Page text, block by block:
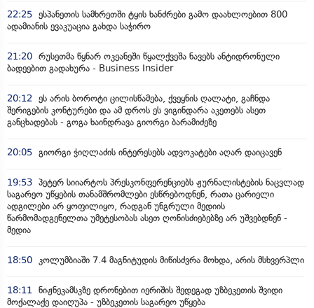
22:25 ესპანეთის სამხრეთში ტყის ხანძრები გამო დაახლოებით 800
ადამიანის ევაკუაცია გახდა საჭირო
21:20 რუსეთმა წყნარ ოკეანეში წყალქვეშა ნავებს ანტიდრონული
ბადეებით გადახურა - Business Insider
20:12
ეს არის ბოროტი ცილისწამება, ქვეყნის ღალატი, გაჩნდა
შერიგების კონტურები და ამ დროს ეს ვიგინდარა აკეთებს ასეთ
განცხადებას - გოგა ხაინდრავა გიორგი ბარამიძეზე
20:05 გიორგი ჭიღლაძის ინტერესებს ადვოკატები აღარ დაიცავენ
19:53 პეტერ სიიარტოს პრესკონფერენციებს ჟურნალისტების ნაცვლად
საგარეო უწყების თანამშრომლები ესწრებოდნენ, რათა ცარიელი
ადგილები არ ყოფილიყო, რადგან უნგრული მედიის
წარმომადგენელთა უმეტესობას ასეთ ღონისძიებებზე არ უშვებდნენ -
მედია
18:50 კოლუმბიაში 7.4 მაგნიტუდის მიწისძვრა მოხდა, არის მსხვერპლი
18:11
ნიჟნეკამსკზე დრონებით იერიშის შედეგად უზბეკეთის შვიდი
მოქალაქე დაიღუპა - უზბეკეთის საგარეო უწყება